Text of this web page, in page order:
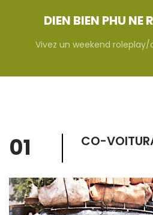
DIEN BIEN PHU NE
Vivez un weekend
01 CO-